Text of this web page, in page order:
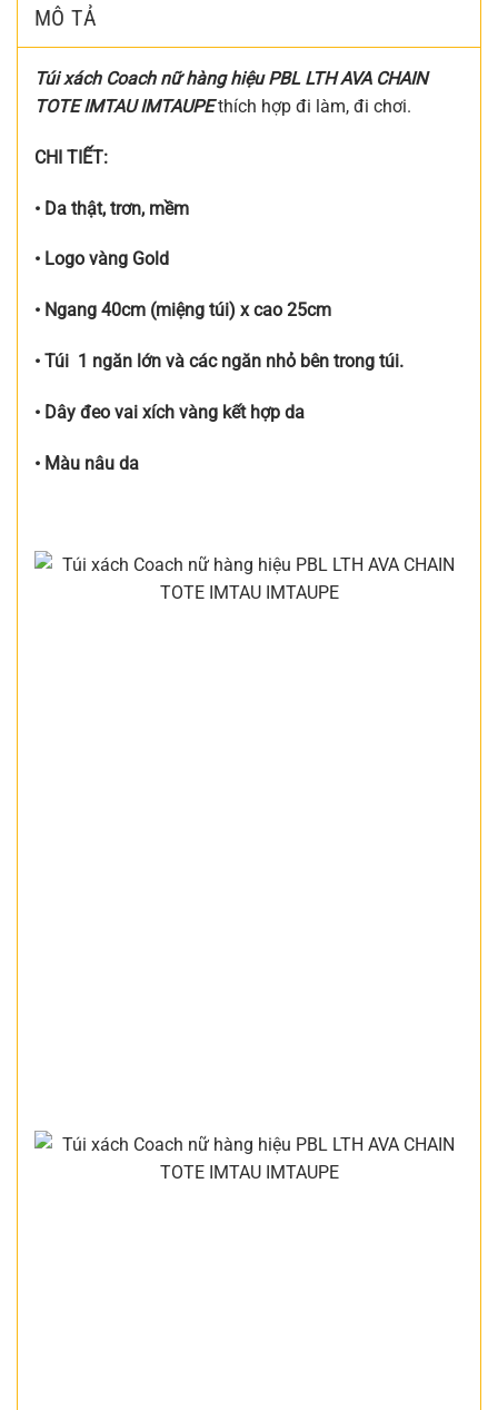
MÔ TẢ
Túi xách Coach nữ hàng hiệu PBL LTH AVA CHAIN
TOTE IMTAU IMTAUPEthích hợp đi làm, đi chơi.
CHI TIẾT:
• Da thật, trơn, mềm
• Logo vàng Gold
• Ngang 40cm (miệng túi) x cao 25cm
• Túi 1 ngăn lớn và các ngăn nhỏ bên trong túi.
• Dây đeo vai xích vàng kết hợp da
• Màu nâu da